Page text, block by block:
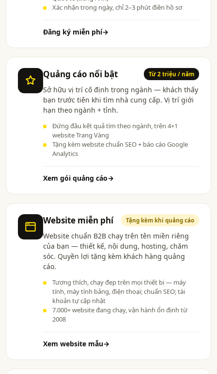
Xác nhận trong ngày, chỉ 2–3 phút điền hồ sơ
Đăng ký miễn phí→
Quảng cáo nổi bật Từ 2 triệu / năm
Sở hữu vị trí cố định trong ngành — khách thấy
bạn trước tiên khi tìm nhà cung cấp. Vị trí giới
hạn theo ngành + tỉnh.
Đứng đầu kết quả tìm theo ngành, trên 4+1
website Trang Vàng
Tặng kèm website chuẩn SEO + báo cáo Google
Analytics
Xem gói quảng cáo→
Website miễn phí Tặng kèm khi quảng cáo
Website chuẩn B2B chạy trên tên miền riêng
của bạn — thiết kế, nội dung, hosting, chăm
sóc. Quyền lợi tặng kèm khách hàng quảng
cáo.
Tương thích, chạy đẹp trên mọi thiết bị — máy
tính, máy tính bảng, điện thoại; chuẩn SEO; tài
khoản tự cập nhật
7.000+ website đang chạy, vận hành ổn định từ
2008
Xem website mẫu→